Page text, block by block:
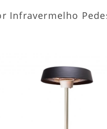
Infravermelho